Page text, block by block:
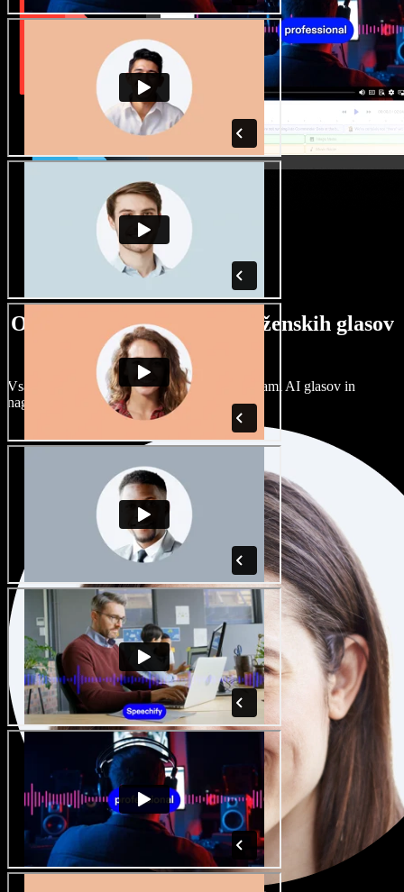
Ogromna izbira moških in ženskih glasov
ter naglasov
Vsak projekt je unikaten. Izbirajte med stotinami AI glasov in
naglasov ter jih prilagodite po svoje.